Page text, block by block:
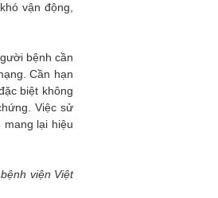
vận động,
bệnh cần
Cần hạn
biệt không
Việc sử
lại hiệu
viện Việt